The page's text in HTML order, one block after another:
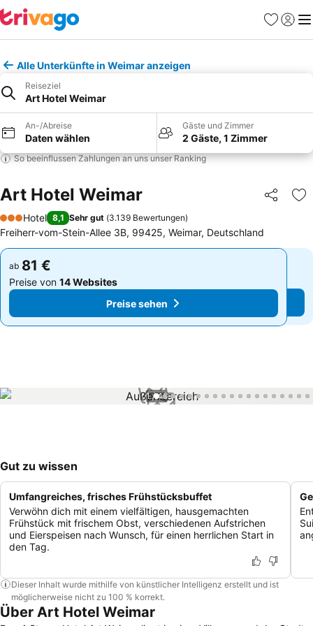
Favoriten
Alle Unterkünfte in Weimar anzeigen
Reiseziel
Art Hotel Weimar
An-/Abreise
Daten wählen
Gäste und Zimmer
2 Gäste, 1 Zimmer
So beeinflussen Zahlungen an uns unser Ranking
Art Hotel Weimar Teilen
3 Sterne
Hotel 8,1 Sehr gut (3.139 Bewertungen)
Freiherr-vom-Stein-Allee 3B, 99425, Weimar, Deutschland
ab 81 €
Preise von 14 Websites
Preise sehen
ab 81 €
Preise von 14 Websites
Preise sehen
1 / 46
Gut zu wissen
Umfangreiches, frisches Frühstücksbuffet
Verwöhn dich mit einem vielfältigen, hausgemachten
Frühstück mit frischem Obst, verschiedenen Aufstrichen
und Eierspeisen nach Wunsch, für einen herrlichen Start in
den Tag.
Dieser Inhalt wurde mithilfe von künstlicher Intelligenz erstellt und ist
möglicherweise nicht zu 100 % korrekt.
Über Art Hotel Weimar